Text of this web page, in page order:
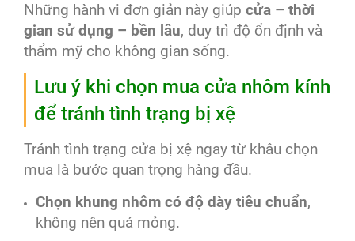
Những hành vi đơn giản này giúp cửa – thời
gian sử dụng – bền lâu, duy trì độ ổn định và
thẩm mỹ cho không gian sống.
Lưu ý khi chọn mua cửa nhôm kính
để tránh tình trạng bị xệ
Tránh tình trạng cửa bị xệ ngay từ khâu chọn
mua là bước quan trọng hàng đầu.
Chọn khung nhôm có độ dày tiêu chuẩn,
không nên quá mỏng.